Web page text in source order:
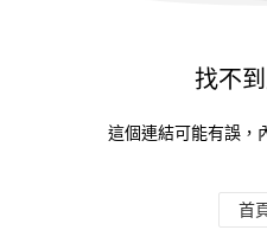
找不
這個連結可能有誤，
首